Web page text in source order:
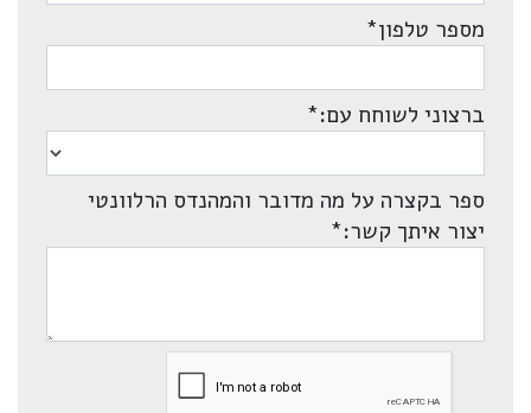
מספר טלפון*
ברצוני לשוחח עם:*
ספר בקצרה על מה מדובר והמהנדס הרלוונטי
יצור איתך קשר:*